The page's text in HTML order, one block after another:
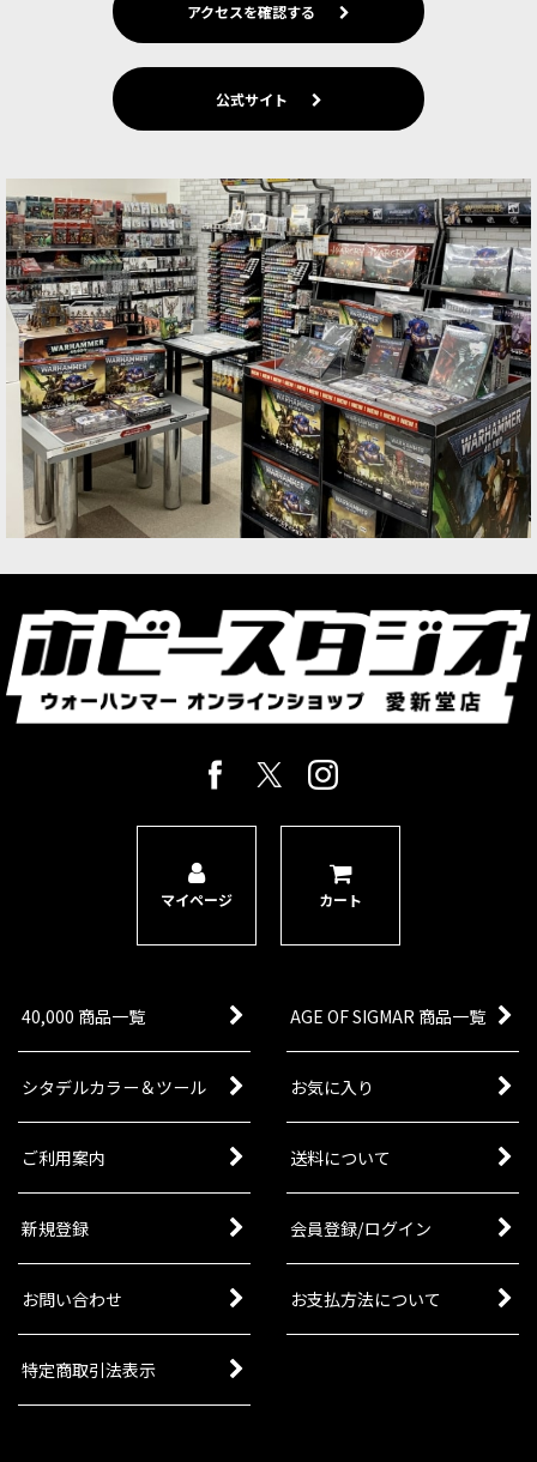
アクセスを確認する
公式サイト
マイページ カート
40,000 商品一覧 AGE OF SIGMAR 商品一覧
シタデルカラー＆ツール お気に入り
ご利用案内 送料について
新規登録 会員登録/ログイン
お問い合わせ お支払方法について
特定商取引法表示